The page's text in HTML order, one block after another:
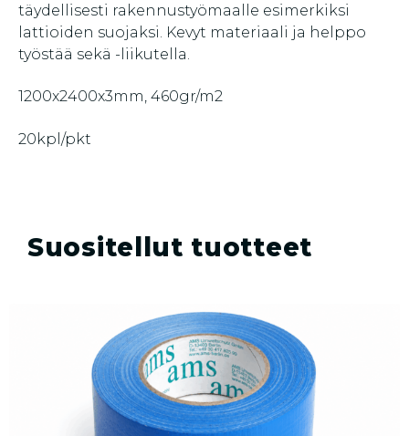
täydellisesti rakennustyömaalle esimerkiksi
lattioiden suojaksi. Kevyt materiaali ja helppo
työstää sekä -liikutella.
1200x2400x3mm, 460gr/m2
20kpl/pkt
Suositellut tuotteet